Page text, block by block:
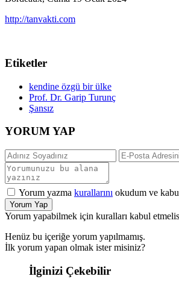
http://tanvakti.com
Etiketler
kendine özgü bir ülke
Prof. Dr. Garip Turunç
Şansız
YORUM YAP
Yorum yazma kurallarını okudum ve
Yorum Yap
Yorum yapabilmek için kuralları kabul
Henüz bu içeriğe yorum yapılmamış.
İlk yorum yapan olmak ister misiniz?
İlginizi Çekebilir